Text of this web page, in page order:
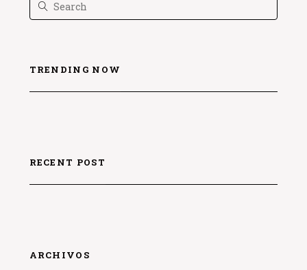
TRENDING NOW
RECENT POST
ARCHIVOS